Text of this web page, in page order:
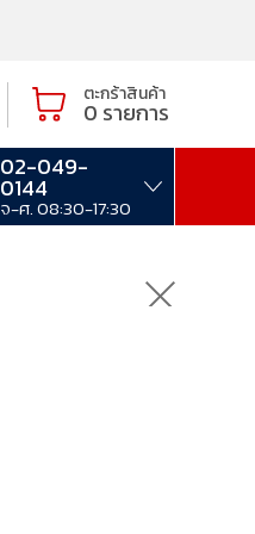
ตะกร้าสินค้า
0 รายการ
02-049-
0144
จ-ศ. 08:30-17:30